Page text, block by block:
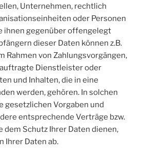
Unternehmen, rechtlich
oder Personen
ihnen gegenüber offengelegt
dieser Daten können z.B.
Rahmen von Zahlungsvorgängen,
Dienstleister oder
und Inhalten, die in eine
werden, gehören. In solchen
gesetzlichen Vorgaben und
entsprechende Verträge bzw.
dem Schutz Ihrer Daten dienen,
Ihrer Daten ab.